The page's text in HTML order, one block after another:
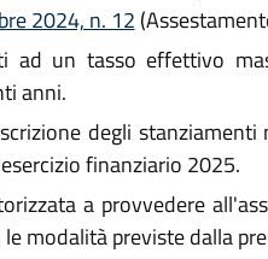
2024, n. 12
ad un tasso effettivo
anni.
degli
finanziario 2025.
a provvedere
modalità previste dalla